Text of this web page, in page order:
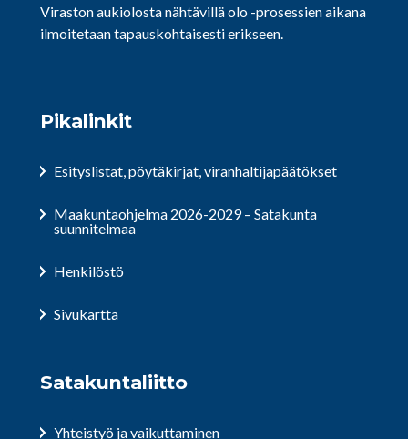
Viraston aukiolosta nähtävillä olo -prosessien aikana
ilmoitetaan tapauskohtaisesti erikseen.
Pikalinkit
Esityslistat, pöytäkirjat, viranhaltijapäätökset
Maakuntaohjelma 2026-2029 – Satakunta
suunnitelmaa
Henkilöstö
Sivukartta
Satakuntaliitto
Yhteistyö ja vaikuttaminen